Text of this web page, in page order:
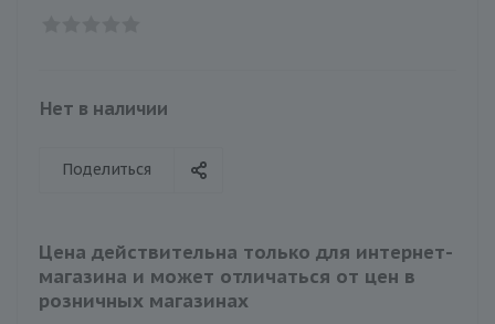
Нет в наличии
Поделиться
Цена действительна только для интернет-
магазина и может отличаться от цен в
розничных магазинах